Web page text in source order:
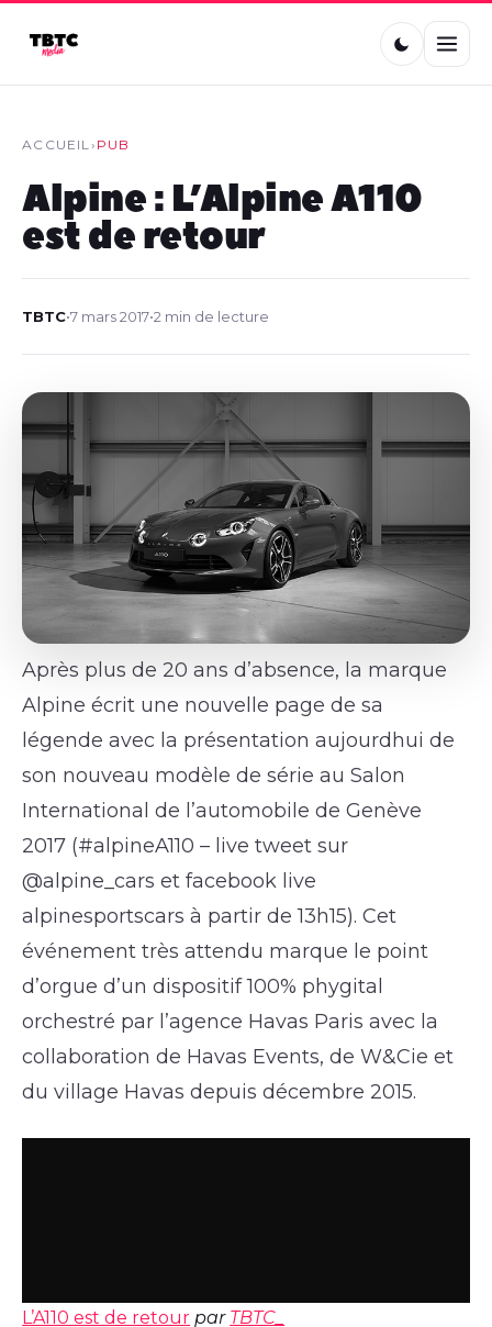
ACCUEIL› PUB
Alpine : L’Alpine A110
est de retour
TBTC•7 mars 2017•2 min de lecture
Après plus de 20 ans d’absence, la marque
Alpine écrit une nouvelle page de sa
légende avec la présentation aujourdhui de
son nouveau modèle de série au Salon
International de l’automobile de Genève
2017 (#alpineA110 – live tweet sur
@alpine_cars et facebook live
alpinesportscars à partir de 13h15). Cet
événement très attendu marque le point
d’orgue d’un dispositif 100% phygital
orchestré par l’agence Havas Paris avec la
collaboration de Havas Events, de W&Cie et
du village Havas depuis décembre 2015.
L’A110 est de retour par TBTC_